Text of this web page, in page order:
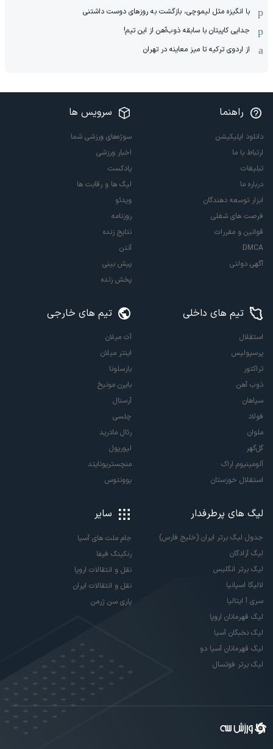
با انگیزه مثل لیموچی، بازگشت به روزهای دوست داشتنی
جدایی کاپیتان با سابقه ذوب‌آهن از این تیم!
از اردوی ترکیه تا میز معاینه در تهران
راهنما
دانلود اپلیکیشن
ارتباط با ما
تبلیغات
درباره ما
ابزار توسعه دهندگان
فرصت های شغلی
قوانین و مقررات
DMCA
آگهی دولتی
سرویس ها
سوژه‌های ورزشی شما
اخبار ورزشی
پادکست
لیگ ها و رقابت ها
ویدئو
روزنامه
نتایج زنده
آنتن
پیش بینی
پخش زنده
تیم های داخلی
استقلال
پرسپولیس
تراکتور
ذوب آهن
سپاهان
فولاد
ملوان
گل‌گهر
آلومینیوم اراک
استقلال خوزستان
تیم های خارجی
آث میلان
اینتر میلان
بارسلونا
بایرن مونیخ
آرسنال
چلسی
رئال مادرید
لیورپول
منچستریونایتد
یوونتوس
لیگ های پرطرفدار
جدول لیگ برتر ایران (خلیج فارس)
لیگ آزادگان
لیگ برتر انگلیس
لالیگا اسپانیا
سری آ ایتالیا
لیگ قهرمانان اروپا
لیگ نخبگان آسیا
لیگ قهرمانان آسیا دو
لیگ برتر فوتسال
سایر
جام ملت های آسیا
رنکینگ فیفا
نقل و انتقالات اروپا
نقل و انتقالات ایران
پاری سن ژرمن